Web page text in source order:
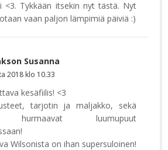
<3. Tykkään itsekin nyt tästä. Nyt
vaan paljon lämpimiä päiviä :)
Susanna
2018 klo 10.33
kesäfiilis! <3
tarjotin ja maljakko, sekä
hurmaavat luumupuut
Wilsonista on ihan supersuloinen!